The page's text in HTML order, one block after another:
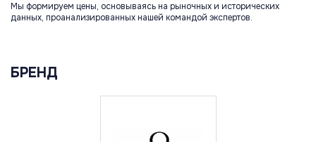
Мы формируем цены, основываясь на рыночных и исторических
данных, проанализированных нашей командой экспертов.
БРЕНД